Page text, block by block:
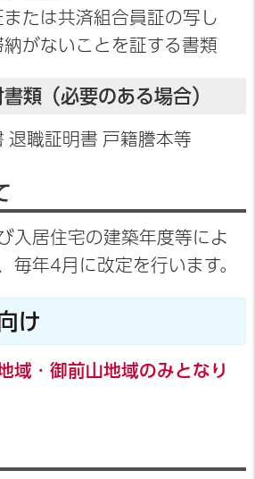
たは共済組合員証の写し
がないことを証する書類
書類（必要のある場合）
退職証明書 戸籍謄本等
入居住宅の建築年度等によ
毎年4月に改定を行います。
け
域・御前山地域のみとなり